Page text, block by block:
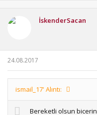
İskenderSacan
24.08.2017
ismail_17' Alıntı:
Bereketli olsun